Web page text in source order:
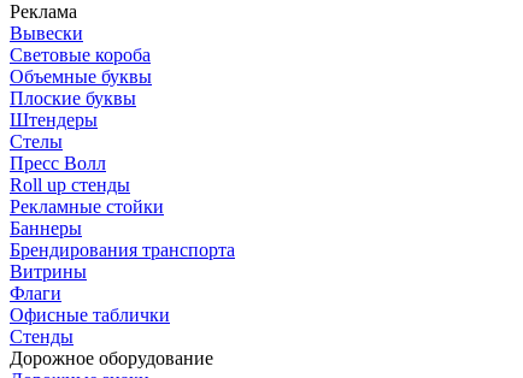
Реклама
Вывески
Световые короба
Объемные буквы
Плоские буквы
Штендеры
Стелы
Пресс Волл
Roll up стенды
Рекламные стойки
Баннеры
Брендирования транспорта
Витрины
Флаги
Офисные таблички
Стенды
Дорожное оборудование